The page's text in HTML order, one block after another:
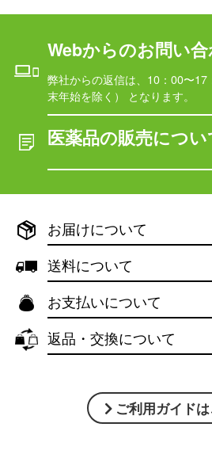
Webからのお問い
弊社からの返信は、10：00〜
末年始を除く） となります。
医薬品の販売につい
お届けについて
送料について
お支払いについて
返品・交換について
ご利用ガイド